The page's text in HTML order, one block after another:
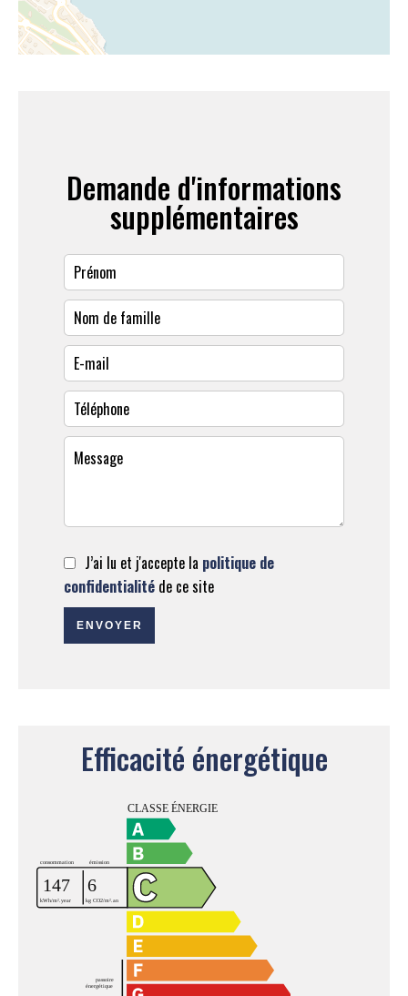
Demande d'informations
supplémentaires
J’ai lu et j'accepte la politique de
confidentialité de ce site
ENVOYER
Efficacité énergétique